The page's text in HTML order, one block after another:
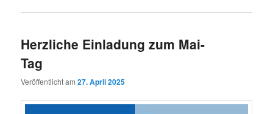
Herzliche Einladung zum Mai-
Tag
Veröffentlicht am27. April 2025